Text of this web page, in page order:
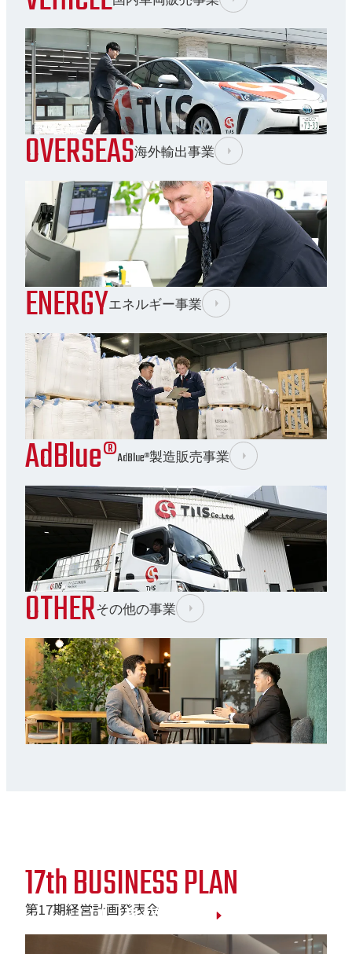
OVERSEAS海外輸出事業
ENERGYエネルギー事業
AdBlue®︎AdBlue®︎製造販売事業
OTHERその他の事業
17th BUSINESS PLAN
第17期経営計画発表会
PLAY MOVIE